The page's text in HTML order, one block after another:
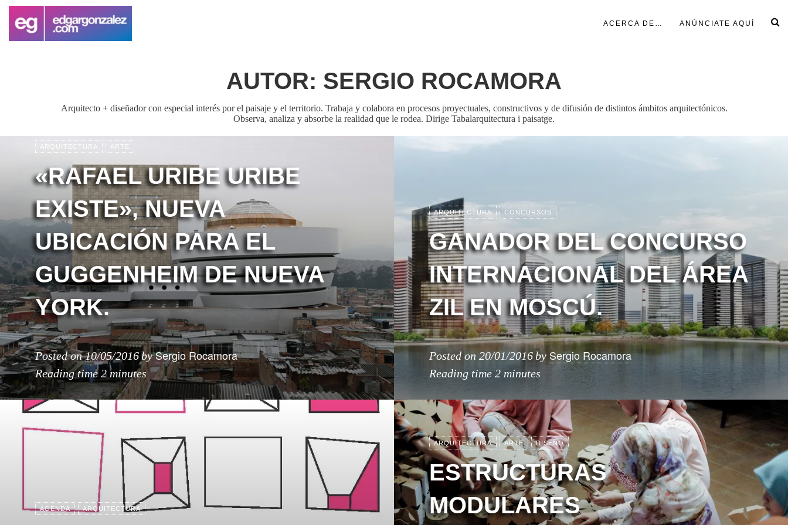
ACERCA DE… ANÚNCIATE AQUÍ
AUTOR: SERGIO ROCAMORA
Arquitecto + diseñador con especial interés por el paisaje y el territorio. Trabaja y colabora en procesos proyectuales, constructivos y de difusión de distintos ámbitos arquitectónicos.
Observa, analiza y absorbe la realidad que le rodea. Dirige Tabalarquitectura i paisatge.
ARQUITECTURA ARTE
«RAFAEL URIBE URIBE
EXISTE», NUEVA
UBICACIÓN PARA EL
GUGGENHEIM DE NUEVA
YORK.
Posted on10/05/2016bySergio Rocamora
Reading time2 minutes
ARQUITECTURA CONCURSOS
GANADOR DEL CONCURSO
INTERNACIONAL DEL ÁREA
ZIL EN MOSCÚ.
Posted on20/01/2016by Sergio Rocamora
Reading time 2 minutes
AGENDA ARQUITECTURA
ARQUITECTURA ARTE DISEÑO
ESTRUCTURAS
MODULARES